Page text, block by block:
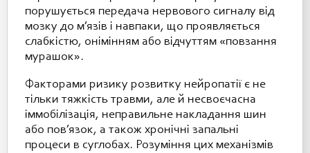
порушується передача нервового сигналу від
мозку до м’язів і навпаки, що проявляється
слабкістю, онімінням або відчуттям «повзання
мурашок».
Факторами ризику розвитку нейропатії є не
тільки тяжкість травми, але й несвоєчасна
іммобілізація, неправильне накладання шин
або пов’язок, а також хронічні запальні
процеси в суглобах. Розуміння цих механізмів